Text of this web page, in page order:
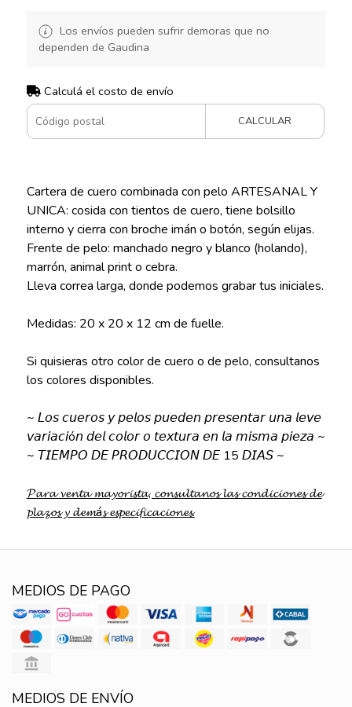
Los envíos pueden sufrir demoras que no
dependen de Gaudina
Calculá el costo de envío
CALCULAR
Cartera de cuero combinada con pelo ARTESANAL Y
UNICA: cosida con tientos de cuero, tiene bolsillo
interno y cierra con broche imán o botón, según elijas.
Frente de pelo: manchado negro y blanco (holando),
marrón, animal print o cebra.
Lleva correa larga, donde podemos grabar tus iniciales.
Medidas: 20 x 20 x 12 cm de fuelle.
Si quisieras otro color de cuero o de pelo, consultanos
los colores disponibles.
~ 𝘓𝘰𝘴 𝘤𝘶𝘦𝘳𝘰𝘴 𝘺 𝘱𝘦𝘭𝘰𝘴 𝘱𝘶𝘦𝘥𝘦𝘯 𝘱𝘳𝘦𝘴𝘦𝘯𝘵𝘢𝘳 𝘶𝘯𝘢 𝘭𝘦𝘷𝘦
𝘷𝘢𝘳𝘪𝘢𝘤𝘪ó𝘯 𝘥𝘦𝘭 𝘤𝘰𝘭𝘰𝘳 𝘰 𝘵𝘦𝘹𝘵𝘶𝘳𝘢 𝘦𝘯 𝘭𝘢 𝘮𝘪𝘴𝘮𝘢 𝘱𝘪𝘦𝘻𝘢 ~
~ 𝘛𝘐𝘌𝘔𝘗𝘖 𝘋𝘌 𝘗𝘙𝘖𝘋𝘜𝘊𝘊𝘐𝘖𝘕 𝘋𝘌 15 𝘋𝘐𝘈𝘚 ~
𝓟𝓪𝓻𝓪 𝓿𝓮𝓷𝓽𝓪 𝓶𝓪𝔂𝓸𝓻𝓲𝓼𝓽𝓪, 𝓬𝓸𝓷𝓼𝓾𝓵𝓽𝓪𝓷𝓸𝓼 𝓵𝓪𝓼 𝓬𝓸𝓷𝓭𝓲𝓬𝓲𝓸𝓷𝓮𝓼 𝓭𝓮
𝓹𝓵𝓪𝔃𝓸𝓼 𝔂 𝓭𝓮𝓶á𝓼 𝓮𝓼𝓹𝓮𝓬𝓲𝓯𝓲𝓬𝓪𝓬𝓲𝓸𝓷𝓮𝓼.
MEDIOS DE PAGO
MEDIOS DE ENVÍO